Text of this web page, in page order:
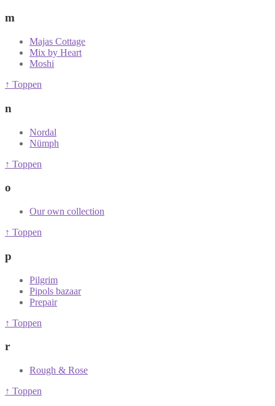
m
Majas Cottage
Mix by Heart
Moshi
↑ Toppen
n
Nordal
Nümph
↑ Toppen
o
Our own collection
↑ Toppen
p
Pilgrim
Pipols bazaar
Prepair
↑ Toppen
r
Rough & Rose
↑ Toppen